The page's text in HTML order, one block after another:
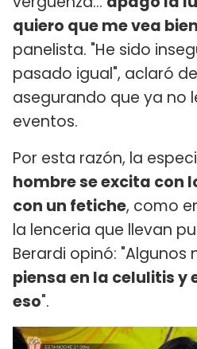
quiero que me vea bien
panelista. "He sido
pasado igual", aclaró
asegurando que ya no
eventos.
Por esta razón, la
hombre se excita con
con un fetiche, como
la lenceria que llevan
Berardi opinó: "Algunos
piensa en la celulitis y
eso".